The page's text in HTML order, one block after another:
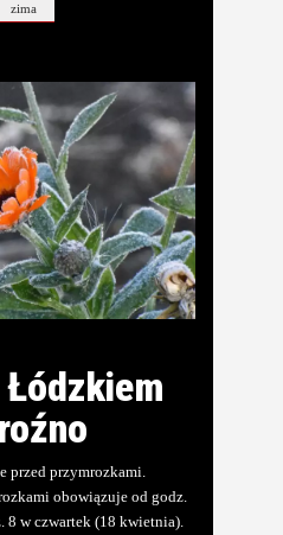
zima
Łódzkiem
przed przymrozkami.
obowiązuje od godz.
w czwartek (18 kwietnia).